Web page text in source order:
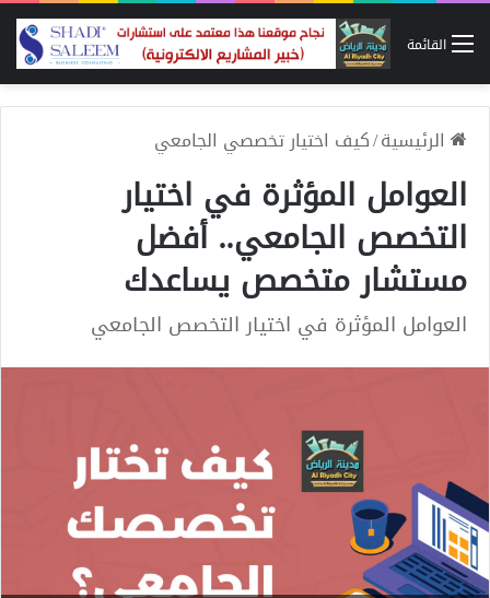
القائمة
الرئيسية/كيف اختيار تخصصي الجامعي
العوامل المؤثرة في اختيار
التخصص الجامعي.. أفضل
مستشار متخصص يساعدك
العوامل المؤثرة في اختيار التخصص الجامعي